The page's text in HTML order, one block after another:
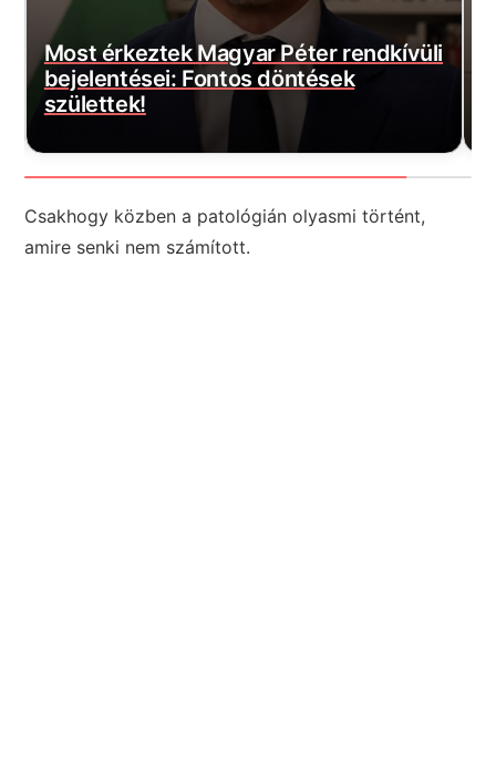
Most érkezett: Felszálltak a
honvédség helikopterei, akkora a baj
Csakhogy közben a patológián olyasmi történt,
amire senki nem számított.